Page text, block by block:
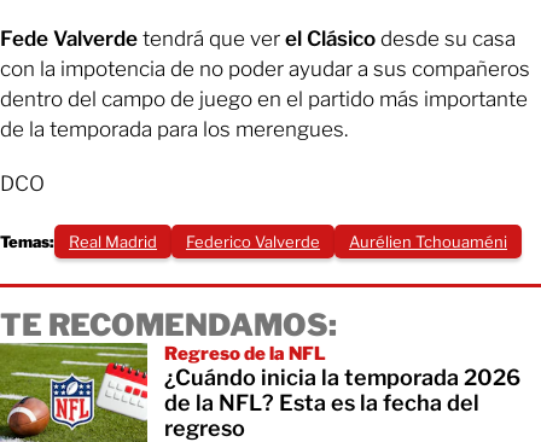
Fede Valverde tendrá que ver el Clásico desde su casa
con la impotencia de no poder ayudar a sus compañeros
dentro del campo de juego en el partido más importante
de la temporada para los merengues.
DCO
Temas: Real Madrid Federico Valverde Aurélien Tchouaméni
TE RECOMENDAMOS:
Regreso de la NFL
¿Cuándo inicia la temporada 2026
de la NFL? Esta es la fecha del
regreso